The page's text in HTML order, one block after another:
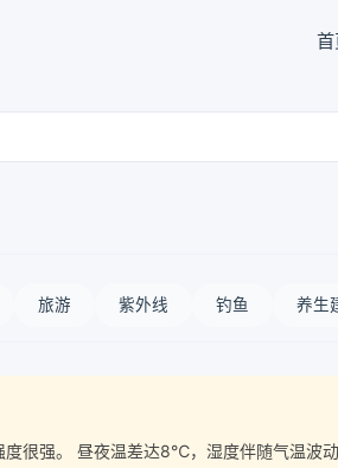
旅游 紫外线 钓鱼 养生
很强。 昼夜温差达8℃，湿度伴随气温波